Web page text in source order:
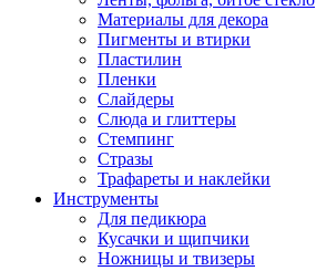
Материалы для декора
Пигменты и втирки
Пластилин
Пленки
Слайдеры
Слюда и глиттеры
Стемпинг
Стразы
Трафареты и наклейки
Инструменты
Для педикюра
Кусачки и щипчики
Ножницы и твизеры